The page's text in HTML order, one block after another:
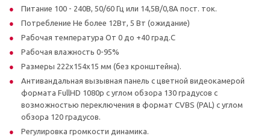
Питание 100 - 240В, 50/60 Гц или 14,5В/0,8А пост. ток.
Потребление Не более 12Вт, 5 Вт (ожидание)
Рабочая температура От 0 до +40 град.С
Рабочая влажность 0-95%
Размеры 222х154х15 мм (без кронштейна).
Антивандальная вызывная панель с цветной видеокамерой
формата FullHD 1080p с углом обзора 130 градусов с
возможностью переключения в формат CVBS (PAL) с углом
обзора 120 градусов.
Регулировка громкости динамика.